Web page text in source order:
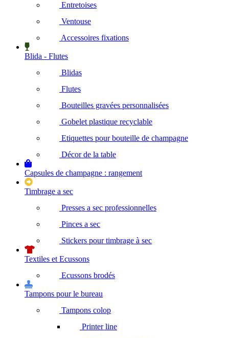
Entretoises
Ventouse
Accessoires fixations
Blida - Flutes
Blidas
Flutes
Bouteilles gravées personnalisées
Gobelet plastique recyclable
Etiquettes pour bouteille de champagne
Décor de la table
Capsules de champagne : rangement
Timbrage a sec
Presses a sec professionnelles
Pinces a sec
Stickers pour timbrage à sec
Textiles et Ecussons
Ecussons brodés
Tampons pour le bureau
Tampons colop
Printer line